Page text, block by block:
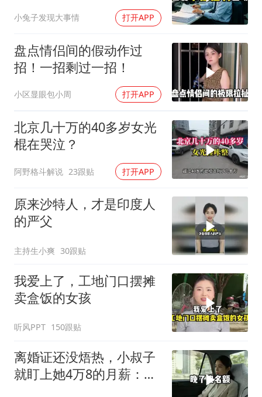
小兔子发现大事情 打开APP
盘点情侣间的假动作过
招！一招剩过一招！
小区显眼包小周 打开APP
北京几十万的40多岁女光
棍在哭泣？
阿野格斗解说 23跟贴 打开APP
原来沙特人，才是印度人
的严父
主持生小爽 30跟贴
我爱上了，工地门口摆摊
卖盒饭的女孩
听风PPT 150跟贴
离婚证还没焐热，小叔子
就盯上她4万8的月薪：转